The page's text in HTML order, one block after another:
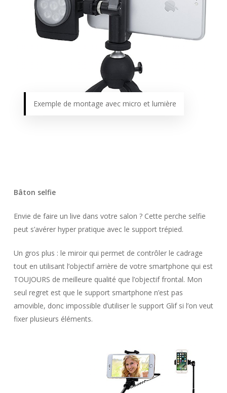
Exemple de montage avec micro et lumière
Bâton selfie
Envie de faire un live dans votre salon ? Cette perche selfie
peut s’avérer hyper pratique avec le support trépied.
Un gros plus : le miroir qui permet de contrôler le cadrage
tout en utilisant l’objectif arrière de votre smartphone qui est
TOUJOURS de meilleure qualité que l’objectif frontal. Mon
seul regret est que le support smartphone n’est pas
amovible, donc impossible d’utiliser le support Glif si l’on veut
fixer plusieurs éléments.